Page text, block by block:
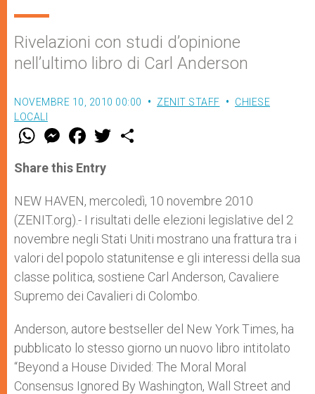
Rivelazioni con studi d’opinione
nell’ultimo libro di Carl Anderson
NOVEMBRE 10, 2010 00:00 ZENIT STAFF
CHIESE
LOCALI
W
t
s
p
p
M
e
s
e
g
e
r
F
a
e
b
o
k
w
r
Share this Entry
NEW HAVEN, mercoledì, 10 novembre 2010
(ZENIT.org).- I risultati delle elezioni legislative del 2
novembre negli Stati Uniti mostrano una frattura tra i
valori del popolo statunitense e gli interessi della sua
classe politica, sostiene Carl Anderson, Cavaliere
Supremo dei Cavalieri di Colombo.
Anderson, autore bestseller del New York Times, ha
pubblicato lo stesso giorno un nuovo libro intitolato
“Beyond a House Divided: The Moral Moral
Consensus Ignored By Washington, Wall Street and